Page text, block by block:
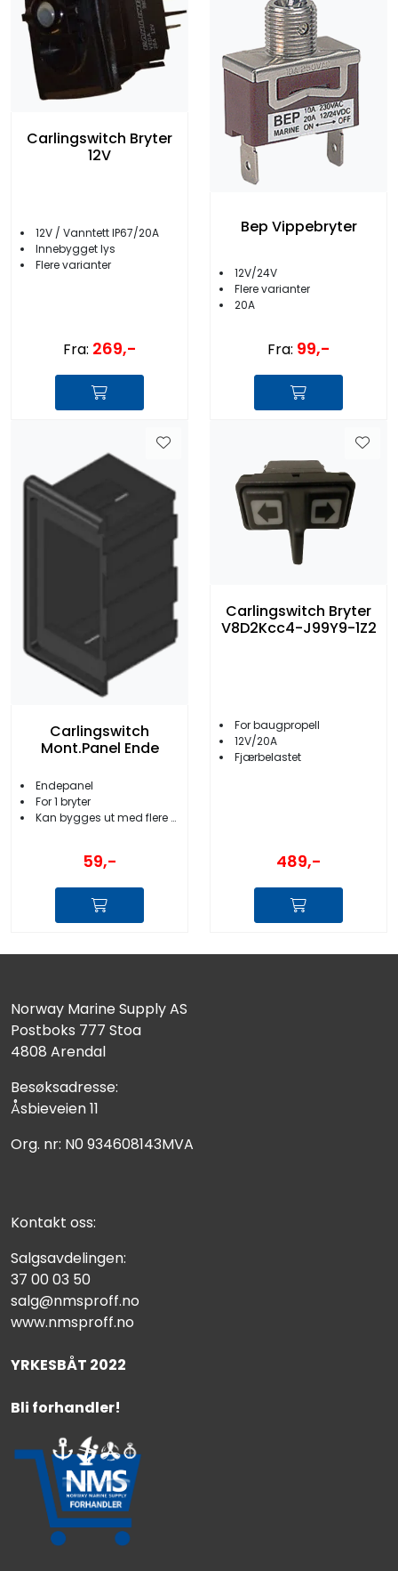
Carlingswitch Bryter
12V
12V / Vanntett IP67/20A
Innebygget lys
Flere varianter
Fra: 269,-
Bep Vippebryter
12V/24V
Flere varianter
20A
Fra: 99,-
Carlingswitch
Mont.Panel Ende
Endepanel
For 1 bryter
Kan bygges ut med flere paneler
59,-
Carlingswitch Bryter
V8D2Kcc4-J99Y9-1Z2
For baugpropell
12V/20A
Fjærbelastet
489,-
Norway Marine Supply AS
Postboks 777 Stoa
4808 Arendal
Besøksadresse:
Åsbieveien 11
Org. nr: N0 934608143MVA
Kontakt oss:
Salgsavdelingen:
37 00 03 50
salg@nmsproff.no
www.nmsproff.no
YRKESBÅT 2022
Bli forhandler!